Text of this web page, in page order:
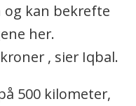
og kan bekrefte
her.
, sier Iqbal.
500 kilometer,